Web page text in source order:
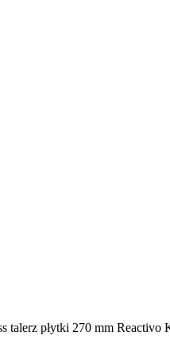
talerz płytki 270 mm Reactivo